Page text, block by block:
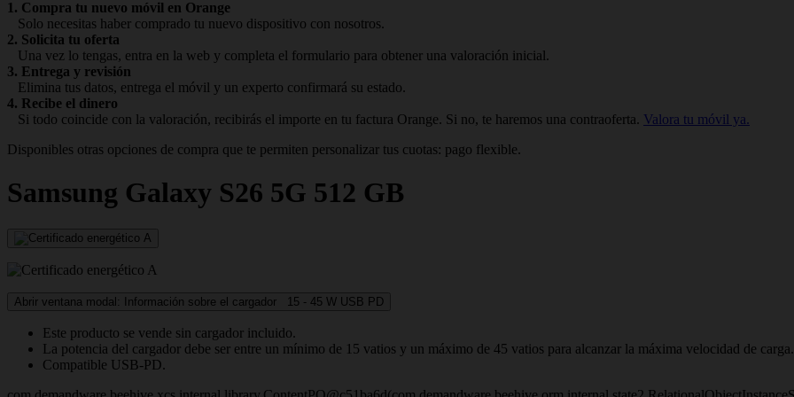
1. Compra tu nuevo móvil en Orange
Solo necesitas haber comprado tu nuevo dispositivo con nosotros.
2. Solicita tu oferta
Una vez lo tengas, entra en la web y completa el formulario para obtener una valoración inicial.
3. Entrega y revisión
Elimina tus datos, entrega el móvil y un experto confirmará su estado.
4. Recibe el dinero
Si todo coincide con la valoración, recibirás el importe en tu factura Orange. Si no, te haremos una contraoferta. Valora tu móvil ya.
Disponibles otras opciones de compra que te permiten personalizar tus cuotas: pago flexible.
Samsung Galaxy S26 5G 512 GB
Abrir ventana modal: Información sobre el cargador 15 - 45 W USB PD
Este producto se vende sin cargador incluido.
La potencia del cargador debe ser entre un mínimo de 15 vatios y un máximo de 45 vatios para alcanzar la máxima velocidad de carga.
Compatible USB-PD.